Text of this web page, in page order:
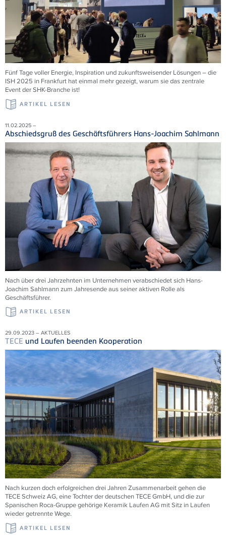
Fünf Tage voller Energie, Inspiration und zukunftsweisender Lösungen – die
ISH 2025 in Frankfurt hat einmal mehr gezeigt, warum sie das zentrale
Event der SHK-Branche ist!
ARTIKEL LESEN
11.02.2025 –
Abschiedsgruß des Geschäftsführers Hans-Joachim Sahlmann
Nach über drei Jahrzehnten im Unternehmen verabschiedet sich Hans-
Joachim Sahlmann zum Jahresende aus seiner aktiven Rolle als
Geschäftsführer.
ARTIKEL LESEN
29.09.2023 – AKTUELLES
TECE und Laufen beenden Kooperation
Nach kurzen doch erfolgreichen drei Jahren Zusammenarbeit gehen die
TECE Schweiz AG, eine Tochter der deutschen TECE GmbH, und die zur
Spanischen Roca-Gruppe gehörige Keramik Laufen AG mit Sitz in Laufen
wieder getrennte Wege.
ARTIKEL LESEN